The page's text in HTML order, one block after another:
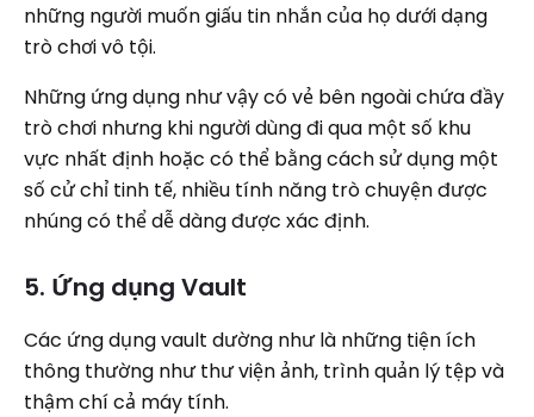
những người muốn giấu tin nhắn của họ dưới dạng
trò chơi vô tội.
Những ứng dụng như vậy có vẻ bên ngoài chứa đầy
trò chơi nhưng khi người dùng đi qua một số khu
vực nhất định hoặc có thể bằng cách sử dụng một
số cử chỉ tinh tế, nhiều tính năng trò chuyện được
nhúng có thể dễ dàng được xác định.
5. Ứng dụng Vault
Các ứng dụng vault dường như là những tiện ích
thông thường như thư viện ảnh, trình quản lý tệp và
thậm chí cả máy tính.